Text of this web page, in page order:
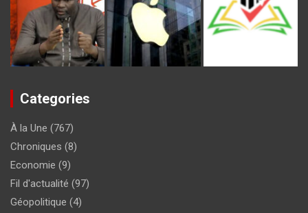
Categories
À la Une (767)
Chroniques (8)
Economie (9)
Fil d'actualité (97)
Géopolitique (4)